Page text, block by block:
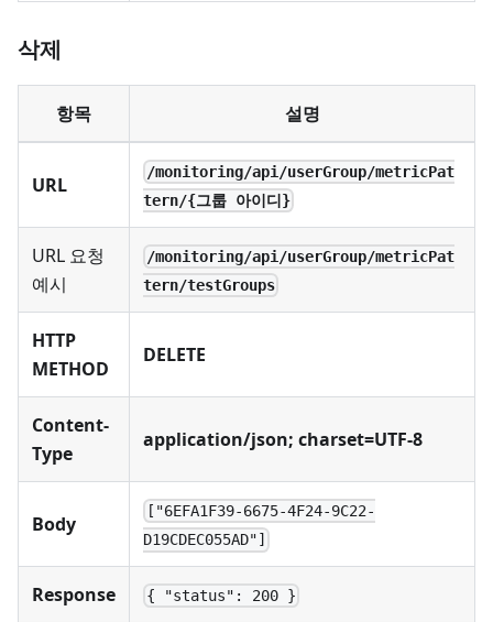
삭제
항목 설명
URL
/monitoring/api/userGroup/metricPat
tern/{그룹 아이디}
URL 요청
예시
/monitoring/api/userGroup/metricPat
tern/testGroups
HTTP
METHOD
DELETE
Content-
Type
application/json; charset=UTF-8
Body
["6EFA1F39-6675-4F24-9C22-
D19CDEC055AD"]
Response { "status": 200 }